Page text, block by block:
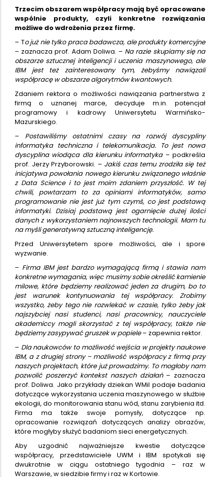
Trzecim obszarem współpracy mają być opracowane
wspólnie produkty, czyli konkretne rozwiązania
możliwe do wdrożenia przez firmę.
– To już nie tylko praca badawcza, ale produkty komercyjne
– zaznacza prof. Adam Doliwa. – Na razie skupiamy się na
obszarze sztucznej inteligencji i uczenia maszynowego, ale
IBM jest też zainteresowany tym, żebyśmy nawiązali
współpracę w obszarze algorytmów kwantowych.
Zdaniem rektora o możliwości nawiązania partnerstwa z
firmą o uznanej marce, decyduje m.in. potencjał
programowy i kadrowy Uniwersytetu Warmińsko-
Mazurskiego.
– Postawiliśmy ostatnimi czasy na rozwój dyscypliny
informatyka techniczna i telekomunikacja. To jest nowa
dyscyplina wiodąca dla kierunku informatyka – podkreśla
prof. Jerzy Przyborowski. – Jakiś czas temu zrodziła się też
inicjatywa powołania nowego kierunku związanego właśnie
z Data Science i to jest moim zdaniem przyszłość. W tej
chwili, powtarzam to za opiniami informatyków, samo
programowanie nie jest już tym czymś, co jest podstawą
informatyki. Dzisiaj podstawą jest ogarnięcie dużej ilości
danych z wykorzystaniem najnowszych technologii. Mam tu
na myśli generatywną sztuczną inteligencję.
Przed Uniwersytetem spore możliwości, ale i spore
wyzwanie.
– Firma IBM jest bardzo wymagającą firmą i stawia nam
konkretne wymagania, więc musimy sobie określić kamienie
milowe, które będziemy realizować jeden za drugim, bo to
jest warunek kontynuowania tej współpracy. Zrobimy
wszystko, żeby tego nie rozwlekać w czasie, tylko żeby jak
najszybciej nasi studenci, nasi pracownicy, nauczyciele
akademiccy mogli skorzystać z tej współpracy, także nie
będziemy zasypywać gruszek w popiele– zapewnia rektor.
– Dla naukowców to możliwość wejścia w projekty naukowe
IBM, a z drugiej strony – możliwość współpracy z firmą przy
naszych projektach, które już prowadzimy. To mogłoby nam
pozwolić poszerzyć kontekst naszych działań– zaznacza
prof. Doliwa. Jako przykłady dziekan WMiI podaje badania
dotyczące wykorzystania uczenia maszynowego w służbie
ekologii, do monitorowania stanu wód, stanu zarybienia itd.
Firma ma także swoje pomysły, dotyczące np.
opracowanie rozwiązań dotyczących analizy obrazów,
które mogłyby służyć badaniom sieci energetycznych.
Aby uzgodnić najważniejsze kwestie dotyczące
współpracy, przedstawiciele UWM i IBM spotykali się
dwukrotnie w ciągu ostatniego tygodnia – raz w
Warszawie, w siedzibie firmy i raz w Kortowie.